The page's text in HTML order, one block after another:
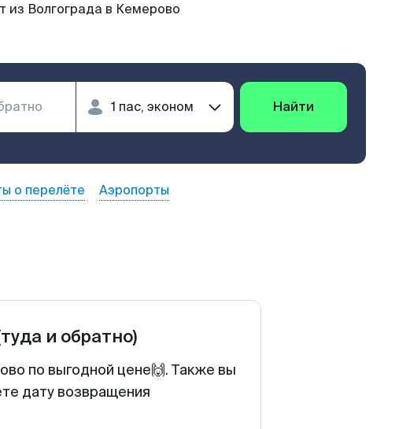
из Волгограда в Кемерово
Найти
о перелёте Аэропорты
и обратно)
по выгодной цене🙌. Также вы
дату возвращения